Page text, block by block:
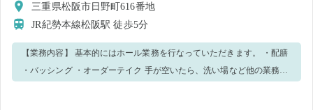
三重県松阪市日野町616番地
JR紀勢本線松阪駅徒歩5分
【業務内容】 基本的にはホール業務を行なっていただきます。 ・配膳
・バッシング ・オーダーテイク 手が空いたら、洗い場など他の業務の